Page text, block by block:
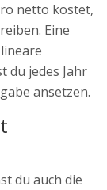
netto kostet,
Eine
du jedes Jahr
ansetzen.
du auch die